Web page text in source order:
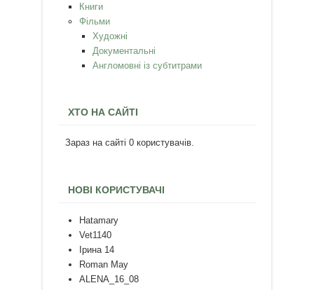
Книги
Фільми
Художні
Документальні
Англомовні із субтитрами
ХТО НА САЙТІ
Зараз на сайті 0 користувачів.
НОВІ КОРИСТУВАЧІ
Hatamary
Vet1140
Ірина 14
Roman May
ALENA_16_08